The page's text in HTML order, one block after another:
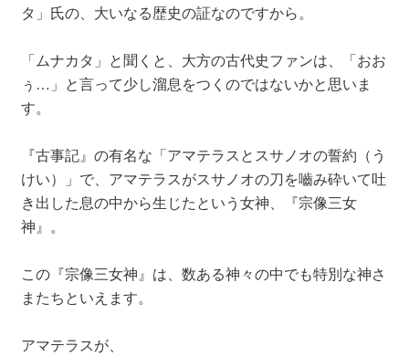
タ」氏の、大いなる歴史の証なのですから。
「ムナカタ」と聞くと、大方の古代史ファンは、「おお
ぅ…」と言って少し溜息をつくのではないかと思いま
す。
『古事記』の有名な「アマテラスとスサノオの誓約（う
けい）」で、アマテラスがスサノオの刀を嚙み砕いて吐
き出した息の中から生じたという女神、『宗像三女
神』。
この『宗像三女神』は、数ある神々の中でも特別な神さ
またちといえます。
アマテラスが、